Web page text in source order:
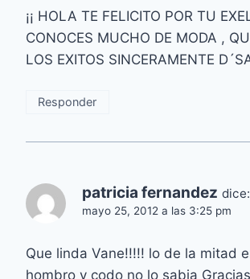
¡¡ HOLA TE FELICITO POR TU
CONOCES MUCHO DE MODA ,
LOS EXITOS SINCERAMENTE
Responder
patricia fernandez dice:
mayo 25, 2012 a las 3:25 pm
Que linda Vane!!!!! lo de la mitad
hombro y codo no lo sabia